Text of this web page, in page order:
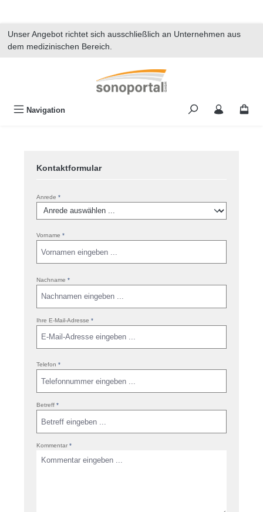
Unser Angebot richtet sich ausschließlich an Unternehmen aus
dem medizinischen Bereich.
Navigation
Kontaktformular
Anrede *
Vorname *
Nachname *
Ihre E-Mail-Adresse *
Telefon *
Betreff *
Kommentar *